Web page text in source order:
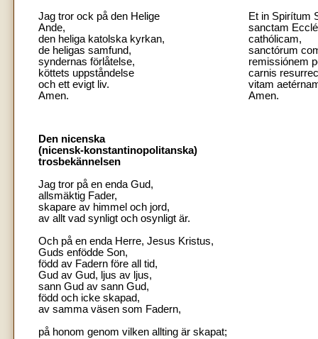
Jag tror ock på den Helige
Ande,
den heliga katolska kyrkan,
de heligas samfund,
syndernas förlåtelse,
köttets uppståndelse
och ett evigt liv.
Amen.
Et in Spirítum
sanctam
cathólicam,
sanctórum
remissiónem
carnis
vitam
Amen.
Den nicenska
(nicensk-konstantinopolitanska)
trosbekännelsen
Jag tror på en enda Gud,
allsmäktig Fader,
skapare av himmel och jord,
av allt vad synligt och osynligt är.
Och på en enda Herre, Jesus Kristus,
Guds enfödde Son,
född av Fadern före all tid,
Gud av Gud, ljus av ljus,
sann Gud av sann Gud,
född och icke skapad,
av samma väsen som Fadern,
på honom genom vilken allting är skapat;